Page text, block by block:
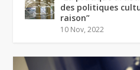
des politiques
raison”
10 Nov, 2022